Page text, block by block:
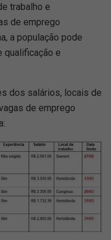
trabalho e
de emprego
a população pode
qualificação e
dos salários, locais de
de emprego